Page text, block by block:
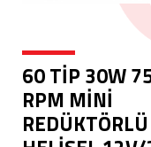
60 TİP 30W
RPM MİNİ
REDÜKTÖRLÜ